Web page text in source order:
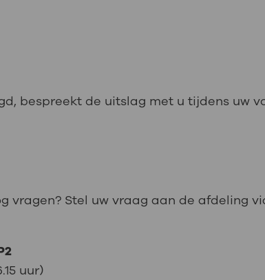
bespreekt de uitslag met u tijdens uw
vragen? Stel uw vraag aan de afdeling
uur)